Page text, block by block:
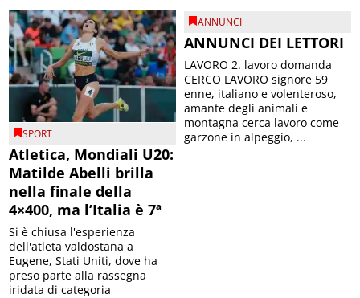
SPORT
Atletica, Mondiali U20:
Matilde Abelli brilla
nella finale della
4×400, ma l’Italia è 7ª
Si è chiusa l'esperienza
dell'atleta valdostana a
Eugene, Stati Uniti, dove ha
preso parte alla rassegna
iridata di categoria
ANNUNCI
ANNUNCI DEI LETTORI
LAVORO 2. lavoro domanda
CERCO LAVORO signore 59
enne, italiano e volenteroso,
amante degli animali e
montagna cerca lavoro come
garzone in alpeggio, ...